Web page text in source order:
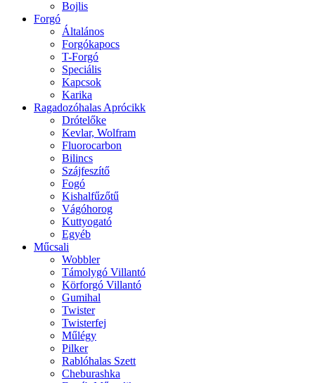
Bojlis
Forgó
Általános
Forgókapocs
T-Forgó
Speciális
Kapcsok
Karika
Ragadozóhalas Aprócikk
Drótelőke
Kevlar, Wolfram
Fluorocarbon
Bilincs
Szájfeszítő
Fogó
Kishalfűzőtű
Vágóhorog
Kuttyogató
Egyéb
Műcsali
Wobbler
Támolygó Villantó
Körforgó Villantó
Gumihal
Twister
Twisterfej
Műlégy
Pilker
Rablóhalas Szett
Cheburashka